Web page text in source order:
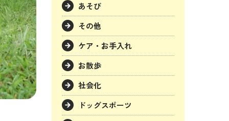
あそび
その他
ケア・お手入れ
お散歩
社会化
ドッグスポーツ